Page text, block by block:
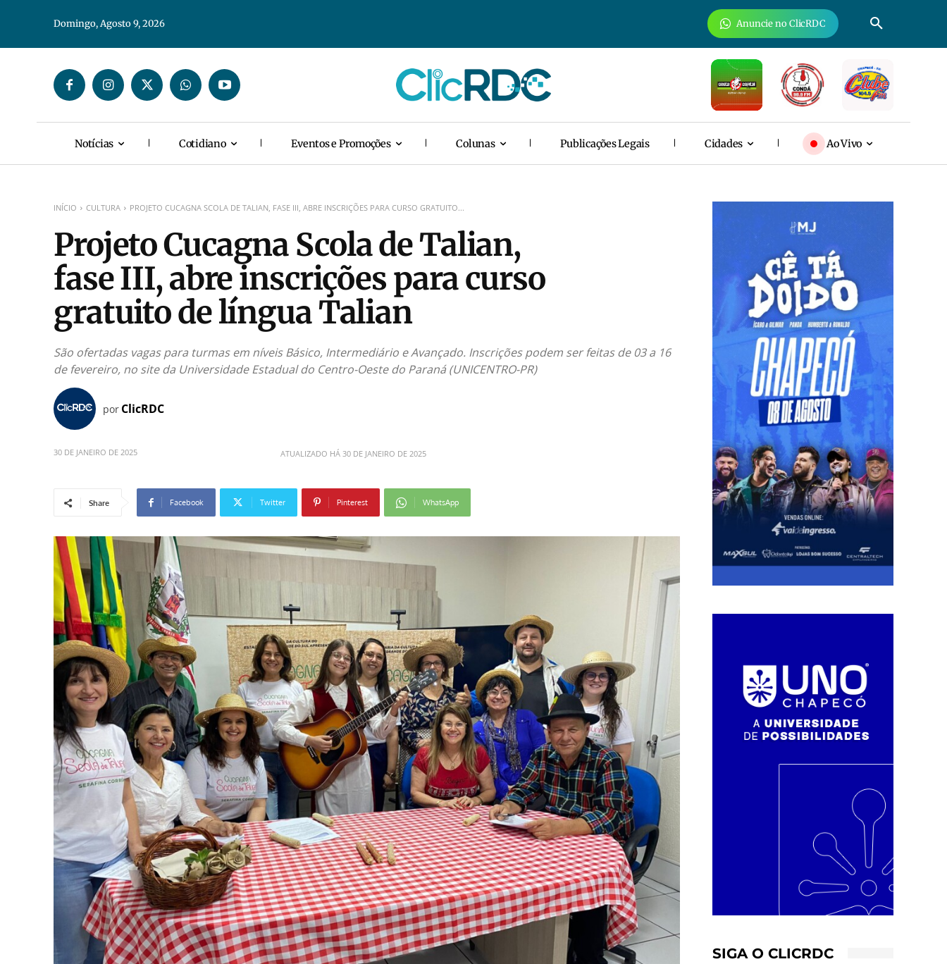
Domingo, Agosto 9, 2026 Anuncie no ClicRDC
Notícias Cotidiano Eventos e Promoções Colunas Publicações Legais Cidades Ao Vivo
INÍCIO CULTURA PROJETO CUCAGNA SCOLA DE TALIAN, FASE III, ABRE INSCRIÇÕES PARA CURSO GRATUITO...
Projeto Cucagna Scola de Talian,
fase III, abre inscrições para curso
gratuito de língua Talian
São ofertadas vagas para turmas em níveis Básico, Intermediário e Avançado. Inscrições podem ser feitas de 03 a 16
de fevereiro, no site da Universidade Estadual do Centro-Oeste do Paraná (UNICENTRO-PR)
por ClicRDC
30 DE JANEIRO DE 2025 ATUALIZADO HÁ 30 DE JANEIRO DE 2025
Share Facebook Twitter Pinterest WhatsApp
SIGA O CLICRDC